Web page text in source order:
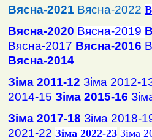
Вясна-2021 Вясна-2022
Вясна-2020 Вясна-2019
Вясна-2017 Вясна-2016
Вясна-2014
Зіма 2011-12 Зіма 2012-
2014-15 Зіма 2015-16
Зіма 2017-18 Зіма 2018-
2021-22 Зіма 2022-23 Зіма